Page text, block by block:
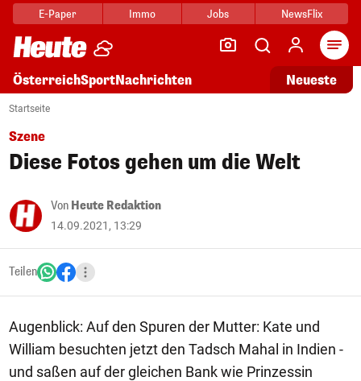
E-Paper Immo Jobs NewsFlix
ÖsterreichSportNachrichten Neueste
Startseite
Szene
Diese Fotos gehen um die Welt
Von Heute Redaktion
14.09.2021, 13:29
Teilen
Augenblick: Auf den Spuren der Mutter: Kate und
William besuchten jetzt den Tadsch Mahal in Indien -
und saßen auf der gleichen Bank wie Prinzessin